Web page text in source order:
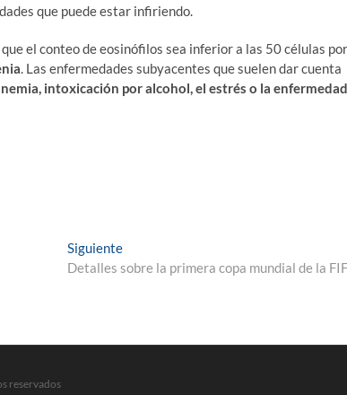
que puede estar infiriendo.
el conteo de eosinófilos sea inferior a las 50 células por
. Las enfermedades subyacentes que suelen dar cuenta
intoxicación por alcohol, el estrés o la enfermedad
SiguienteEntrada
siguiente:
Detalles sobre la primera copa mundial de la
reservados